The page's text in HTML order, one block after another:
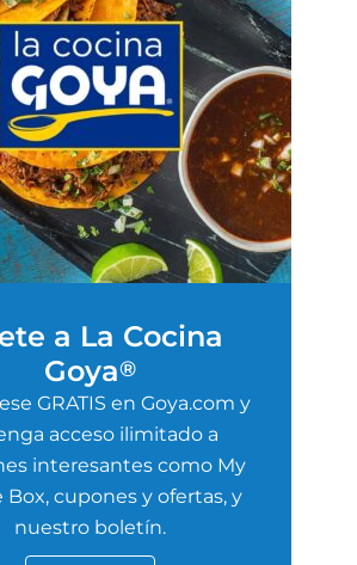
a La Cocina
Goya®
GRATIS en Goya.com y
acceso ilimitado a
interesantes como My
Box, cupones y ofertas, y
nuestro boletín.